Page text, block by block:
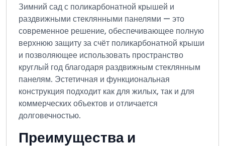
Зимний сад с поликарбонатной крышей и
раздвижными стеклянными панелями — это
современное решение, обеспечивающее полную
верхнюю защиту за счёт поликарбонатной крыши
и позволяющее использовать пространство
круглый год благодаря раздвижным стеклянным
панелям. Эстетичная и функциональная
конструкция подходит как для жилых, так и для
коммерческих объектов и отличается
долговечностью.
Преимущества и